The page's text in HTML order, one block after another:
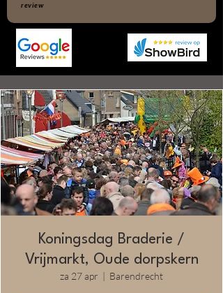
review
Koningsdag Braderie /
Vrijmarkt, Oude dorpskern
za 27 apr
  |
Barendrecht